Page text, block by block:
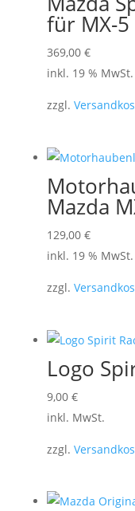
für MX-5
369,00 €
inkl. 19 % MwSt.
zzgl.
Mazda
129,00 €
inkl. 19 % MwSt.
zzgl.
Logo
9,00 €
inkl. MwSt.
zzgl.